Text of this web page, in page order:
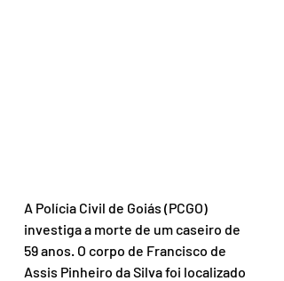
A Polícia Civil de Goiás (PCGO)
investiga a morte de um caseiro de
59 anos. O corpo de Francisco de
Assis Pinheiro da Silva foi localizado